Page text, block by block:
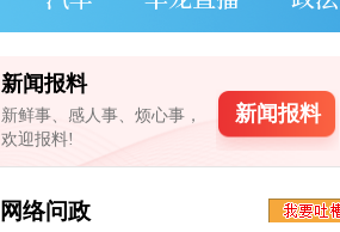
新闻报料
新鲜事、感人事、烦心事，
欢迎报料!
新闻报料
网络问政